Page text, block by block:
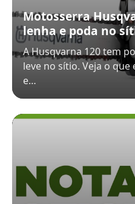
Motosserra
lenha e poda no
A Husqvarna 120 tem
leve no sítio. Veja o
e…